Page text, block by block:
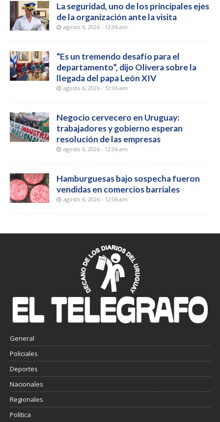
La seguridad, uno de los principales ejes
de la organización ante la visita
agosto 6, 2026 - 12:06 am
“Es un tremendo desafío para el
departamento”, dijo Olivera sobre la
llegada del papa León XIV
agosto 6, 2026 - 12:06 am
Negocio cervecero en Uruguay:
trabajadores y gobierno esperan
resolución de las empresas
agosto 6, 2026 - 12:06 am
Hamburguesas bajo sospecha fueron
vendidas en comercios barriales
agosto 6, 2026 - 12:06 am
General
Policiales
Deportes
Nacionales
Regionales
Política